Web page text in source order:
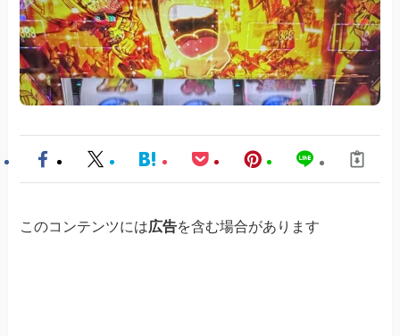
このコンテンツには広告を含む場合があります